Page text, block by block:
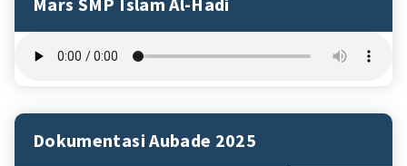
Dokumentasi Aubade 2025